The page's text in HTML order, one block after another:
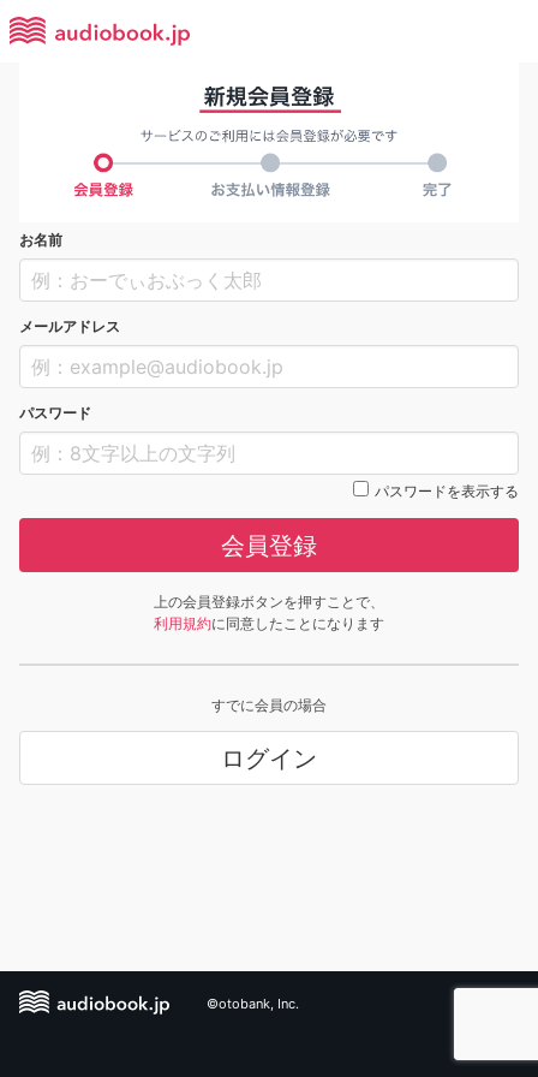
お名前
メールアドレス
パスワード
パスワードを表示する
会員登録
上の会員登録ボタンを押すことで、
利用規約に同意したことになります
すでに会員の場合
ログイン
©otobank, Inc.